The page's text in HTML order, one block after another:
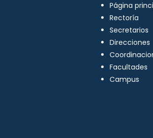
Página
Rectoría
Secretarios
Direcciones
Facultades
Campus